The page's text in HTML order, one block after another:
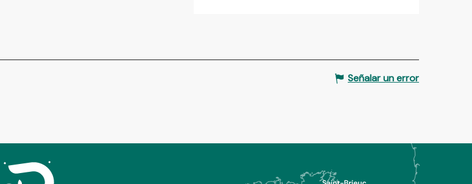
Señalar un error